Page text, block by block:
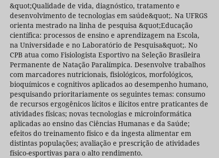
&quot;Qualidade de vida, diagnóstico, tratamento e
desenvolvimento de tecnologias em saúde&quot;. Na UFRGS
orienta mestrado na linha de pesquisa &quot;Educação
científica: processos de ensino e aprendizagem na Escola,
na Universidade e no Laboratório de Pesquisa&quot;. No
CPB atua como Fisiologista Esportivo na Seleção Brasileira
Permanente de Natação Paralímpica. Desenvolve trabalhos
com marcadores nutricionais, fisiológicos, morfológicos,
bioquímicos e cognitivos aplicados ao desempenho humano,
pesquisando prioritariamente os seguintes temas: consumo
de recursos ergogênicos lícitos e ilícitos entre praticantes de
atividades físicas; novas tecnologias e microinformática
aplicadas ao ensino das Ciências Humanas e da Saúde;
efeitos do treinamento físico e da ingesta alimentar em
distintas populações; avaliação e prescrição de atividades
físico-esportivas para o alto rendimento.